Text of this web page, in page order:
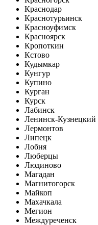
Краснодар
Краснотурьинск
Красноуфимск
Красноярск
Кропоткин
Кстово
Кудымкар
Кунгур
Купино
Курган
Курск
Лабинск
Ленинск-Кузнецкий
Лермонтов
Липецк
Лобня
Люберцы
Людиново
Магадан
Магнитогорск
Майкоп
Махачкала
Мегион
Междуреченск